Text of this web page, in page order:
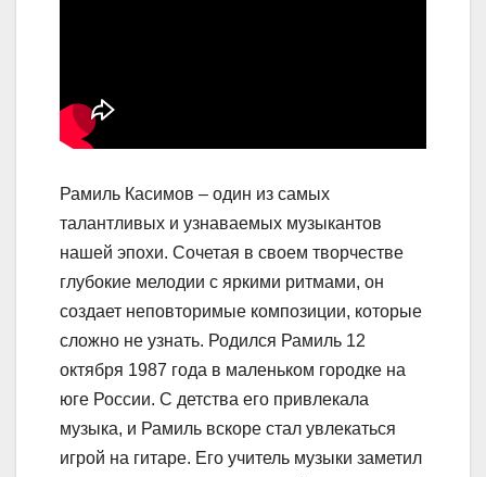
Рамиль Касимов – один из самых
талантливых и узнаваемых музыкантов
нашей эпохи. Сочетая в своем творчестве
глубокие мелодии с яркими ритмами, он
создает неповторимые композиции, которые
сложно не узнать. Родился Рамиль 12
октября 1987 года в маленьком городке на
юге России. С детства его привлекала
музыка, и Рамиль вскоре стал увлекаться
игрой на гитаре. Его учитель музыки заметил